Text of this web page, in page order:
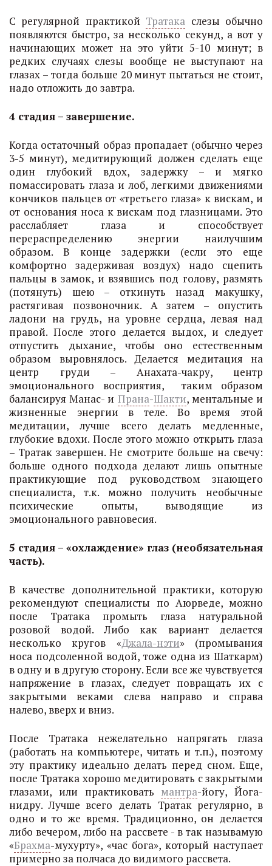
С регулярной практикой Тратака слезы обычно
появляются быстро, за несколько секунд, а вот у
начинающих может на это уйти 5-10 минут; в
редких случаях слезы вообще не выступают на
глазах – тогда больше 20 минут пытаться не стоит,
надо отложить до завтра.
4 стадия – завершение.
Когда остаточный образ пропадает (обычно через
3-5 минут), медитирующий должен сделать еще
один глубокий вдох, задержку – и мягко
помассировать глаза и лоб, легкими движениями
кончиков пальцев от «третьего глаза» к вискам, и
от основания носа к вискам под глазницами. Это
расслабляет глаза и способствует
перераспределению энергии наилучшим
образом. В конце задержки (если это еще
комфортно задерживая воздух) надо сцепить
пальцы в замок, и взявшись под голову, размять
(потянуть) шею – откинуть назад макушку,
растягивая позвоночник. А затем – опустить
ладони на грудь, на уровне сердца, левая над
правой. После этого делается выдох, и следует
отпустить дыхание, чтобы оно естественным
образом выровнялось. Делается медитация на
центр груди – Анахата-чакру, центр
эмоционального восприятия, таким образом
балансируя Манас- и Прана-Шакти, ментальные и
жизненные энергии в теле. Во время этой
медитации, лучше всего делать медленные,
глубокие вдохи. После этого можно открыть глаза
– Тратак завершен. Не смотрите больше на свечу:
больше одного подхода делают лишь опытные
практикующие под руководством знающего
специалиста, т.к. можно получить необычные
психические опыты, выводящие из
эмоционального равновесия.
5 стадия – «охлаждение» глаз (необязательная
часть).
В качестве дополнительной практики, которую
рекомендуют специалисты по Аюрведе, можно
после Тратака промыть глаза натуральной
розовой водой. Либо как вариант делается
несколько кругов «Джала-нэти» (промывания
носа подсоленной водой, тоже одна из Шаткарм)
в одну и в другую сторону. Если все же чувствуется
напряжение в глазах, следует повращать их с
закрытыми веками слева направо и справа
налево, вверх и вниз.
После Тратака нежелательно напрягать глаза
(работать на компьютере, читать и т.п.), поэтому
эту практику идеально делать перед сном. Еще,
после Тратака хорошо медитировать с закрытыми
глазами, или практиковать мантра-йогу, Йога-
нидру. Лучше всего делать Тратак регулярно, в
одно и то же время. Традиционно, он делается
либо вечером, либо на рассвете - в так называмую
«Брахма-мухурту», «час бога», который наступает
примерно за полчаса до видимого рассвета.